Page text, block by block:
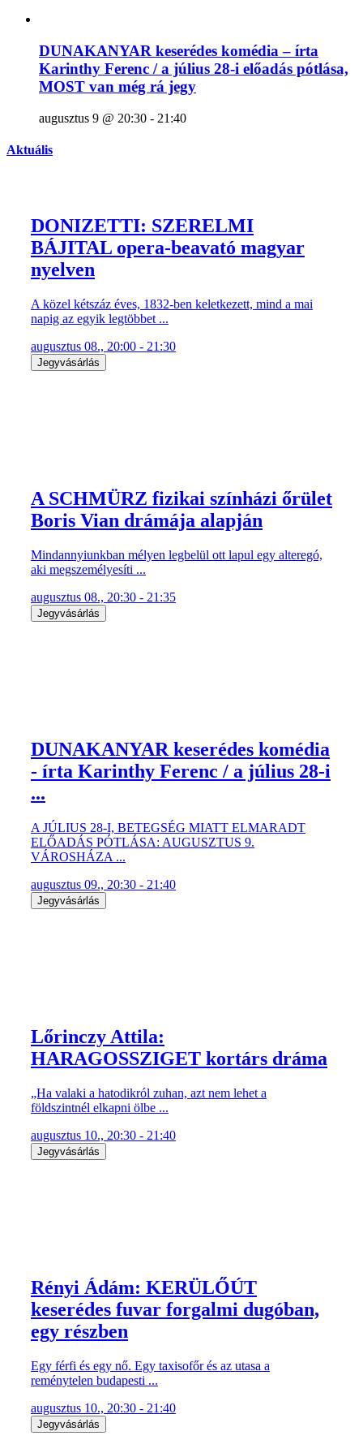
DUNAKANYAR keserédes komédia – írta
Karinthy Ferenc / a július 28-i előadás pótlása,
MOST van még rá jegy
augusztus 9 @ 20:30 - 21:40
Aktuális
DONIZETTI: SZERELMI
BÁJITAL opera-beavató magyar
nyelven
A közel kétszáz éves, 1832-ben keletkezett, mind a mai
napig az egyik legtöbbet ...
augusztus 08., 20:00 - 21:30
Jegyvásárlás
A SCHMÜRZ fizikai színházi őrület
Boris Vian drámája alapján
Mindannyiunkban mélyen legbelül ott lapul egy alteregó,
aki megszemélyesíti ...
augusztus 08., 20:30 - 21:35
Jegyvásárlás
DUNAKANYAR keserédes komédia
- írta Karinthy Ferenc / a július 28-i
...
A JÚLIUS 28-I, BETEGSÉG MIATT ELMARADT
ELŐADÁS PÓTLÁSA: AUGUSZTUS 9.
VÁROSHÁZA ...
augusztus 09., 20:30 - 21:40
Jegyvásárlás
Lőrinczy Attila:
HARAGOSSZIGET kortárs dráma
„Ha valaki a hatodikról zuhan, azt nem lehet a
földszintnél elkapni ölbe ...
augusztus 10., 20:30 - 21:40
Jegyvásárlás
Rényi Ádám: KERÜLŐÚT
keserédes fuvar forgalmi dugóban,
egy részben
Egy férfi és egy nő. Egy taxisofőr és az utasa a
reménytelen budapesti ...
augusztus 10., 20:30 - 21:40
Jegyvásárlás